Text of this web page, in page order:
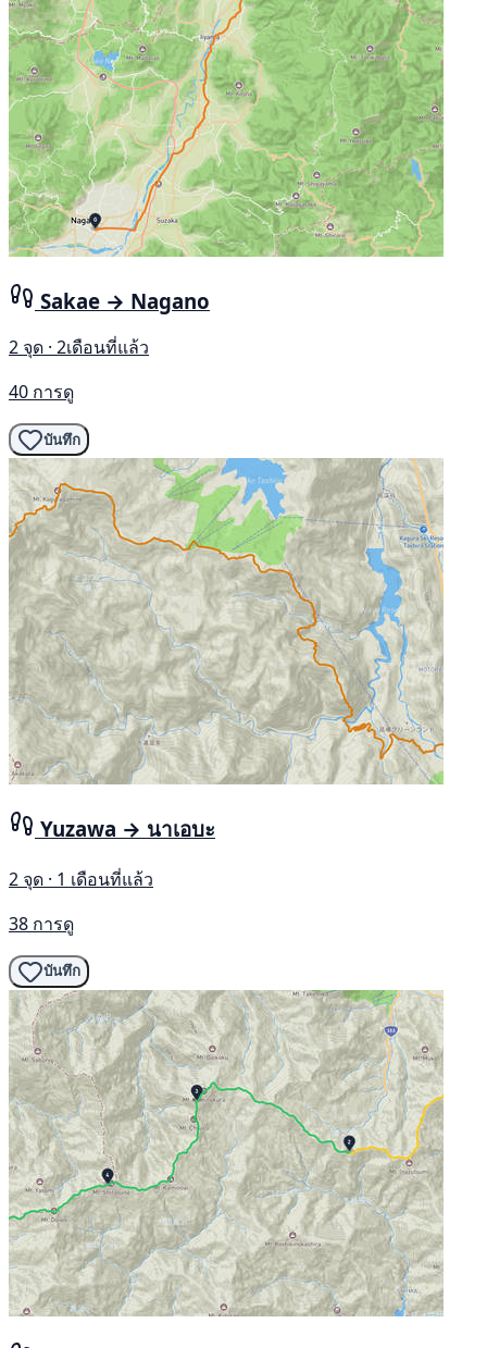
Sakae → Nagano
2 จุด · 2เดือนที่แล้ว
40 การดู
บันทึก
Yuzawa → นาเอบะ
2 จุด · 1 เดือนที่แล้ว
38 การดู
บันทึก